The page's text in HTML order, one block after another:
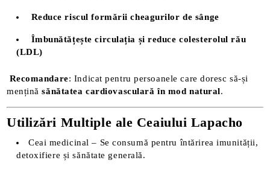
Reduce riscul formării cheagurilor de sânge
Îmbunătățește circulația și reduce colesterolul rău
(LDL)
Recomandare: Indicat pentru persoanele care doresc să-și
menținăsănătatea cardiovasculară în mod natural.
Utilizări Multiple ale Ceaiului Lapacho
Ceai medicinal – Se consumă pentru întărirea imunității,
detoxifiere și sănătate generală.